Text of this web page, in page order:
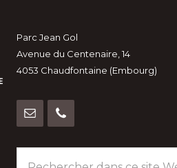
Footer
Parc Jean Gol
Avenue du Centenaire, 14
4053 Chaudfontaine (Embourg)